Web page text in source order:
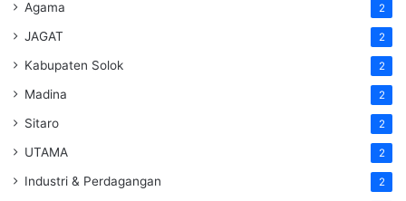
Agama 2
JAGAT 2
Kabupaten Solok 2
Madina 2
Sitaro 2
UTAMA 2
Industri & Perdagangan 2